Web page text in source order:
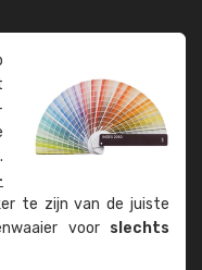
te zijn van de juiste
voor slechts